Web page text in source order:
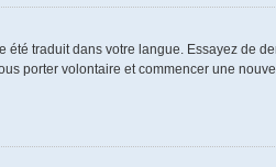
traduit dans votre langue. Essayez de
porter volontaire et commencer une